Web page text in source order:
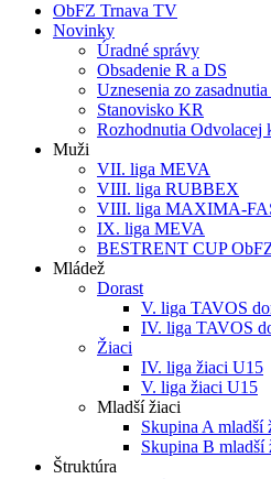
ObFZ Trnava TV
Novinky
Úradné správy
Obsadenie R a DS
Uznesenia zo
Stanovisko KR
Rozhodnutia Odvolacej
Muži
VII. liga MEVA
VIII. liga RUBBEX
VIII. liga MAXIMA-
IX. liga MEVA
BESTRENT CUP
Mládež
Dorast
V. liga TAVOS
IV. liga TAVOS
Žiaci
IV. liga žiaci U15
V. liga žiaci U15
Mladší žiaci
Skupina A mladší
Skupina B mladší
Štruktúra